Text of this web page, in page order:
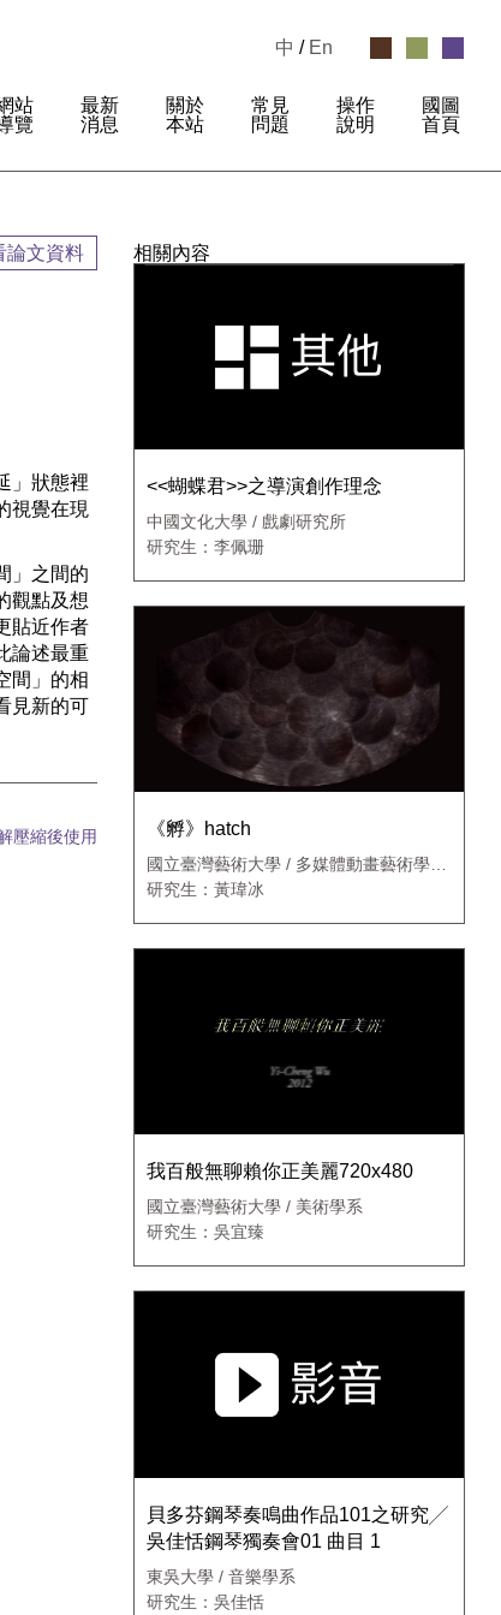
站
覽
最新
消息
關於
本站
常見
問題
操作
說明
國圖
首頁
中 / En
論文資料
」狀態裡
視覺在現
」之間的
觀點及想
貼近作者
論述最重
間」的相
見新的可
壓縮後使用
相關內容
<<蝴蝶君>>之導演創作理念
中國文化大學 / 戲劇研究所
研究生：李佩珊
《孵》hatch
國立臺灣藝術大學 / 多媒體動畫藝術學系
動畫藝術碩士班
研究生：黃瑋冰
我百般無聊賴你正美麗720x480
國立臺灣藝術大學 / 美術學系
研究生：吳宜臻
貝多芬鋼琴奏鳴曲作品101之研究╱
吳佳恬鋼琴獨奏會01 曲目 1
東吳大學 / 音樂學系
研究生：吳佳恬